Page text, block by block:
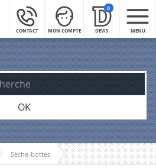
CONTACT MON COMPTE DEVIS
0
MENU
OK
Sèche-bottes